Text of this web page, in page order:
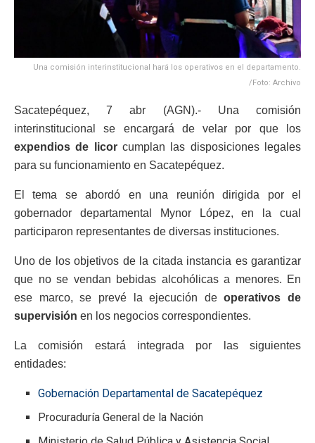
Una comisión interinstitucional hará los operativos en el departamento.
/Foto: Archivo
Sacatepéquez, 7 abr (AGN).- Una comisión
interinstitucional se encargará de velar por que los
expendios de licorcumplan las disposiciones legales
para su funcionamiento en Sacatepéquez.
El tema se abordó en una reunión dirigida por el
gobernador departamental Mynor López, en la cual
participaron representantes de diversas instituciones.
Uno de los objetivos de la citada instancia es garantizar
que no se vendan bebidas alcohólicas a menores. En
ese marco, se prevé la ejecución deoperativos de
supervisión en los negocios correspondientes.
La comisión estará integrada por las siguientes
entidades:
Gobernación Departamental de Sacatepéquez
Procuraduría General de la Nación